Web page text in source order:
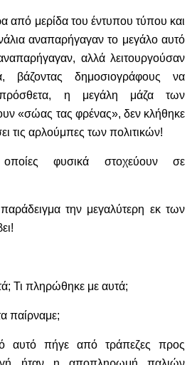
από μερίδα του έντυπου τύπου και
αναπαρήγαγαν το μεγάλο αυτό
αλλά λειτουργούσαν
βάζοντας δημοσιογράφους να
η μεγάλη μάζα των
«σώας τας φρένας», δεν κλήθηκε
τις αρλούμπες των πολιτικών!
φυσικά στοχεύουν σε
την μεγαλύτερη εκ των
Τι πληρώθηκε με αυτά;
παίρναμε;
πήγε από τράπεζες προς